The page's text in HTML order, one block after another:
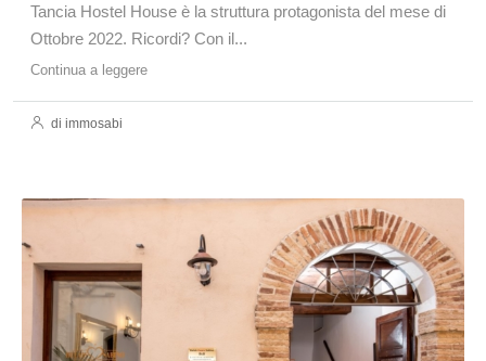
Tancia Hostel House è la struttura protagonista del mese di
Ottobre 2022. Ricordi? Con il...
Continua a leggere
di immosabi